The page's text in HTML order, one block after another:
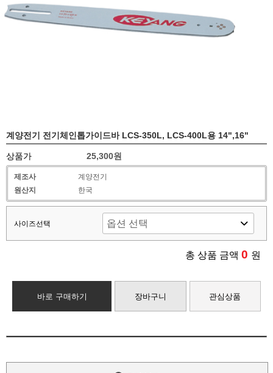
계양전기 전기체인톱가이드바 LCS-350L, LCS-400L용 14",16"
상품가 25,300원
제조사
계양전기
원산지
한국
사이즈선택
총 상품 금액 0 원
바로 구매하기 장바구니 관심상품